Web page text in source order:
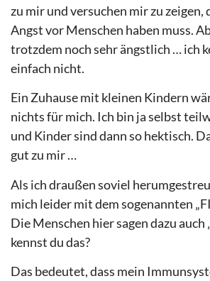
zu mir und versuchen mir zu zeigen,
Angst vor Menschen haben muss.
trotzdem noch sehr ängstlich … ich
einfach nicht.
Ein Zuhause mit kleinen Kindern
nichts für mich. Ich bin ja selbst
und Kinder sind dann so hektisch.
gut zu mir …
Als ich draußen soviel
mich leider mit dem sogenannten
Die Menschen hier sagen dazu auch
kennst du das?
Das bedeutet, dass mein